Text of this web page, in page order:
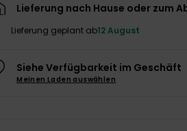
Lieferung nach Hause oder zum
Lieferung geplant ab12 August
Siehe Verfügbarkeit im Geschäft
Meinen Laden auswählen